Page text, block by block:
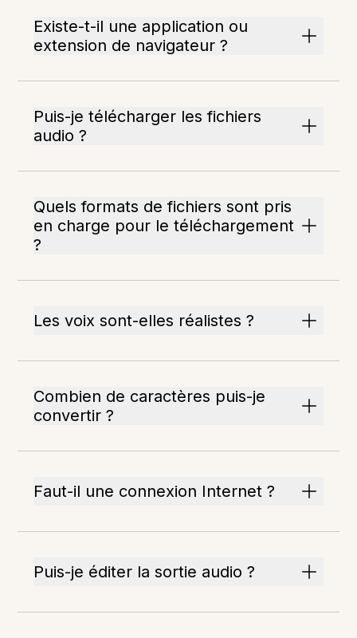
Existe-t-il une application ou
extension de navigateur ?
Puis-je télécharger les fichiers
audio ?
Quels formats de fichiers sont pris
en charge pour le téléchargement
?
Les voix sont-elles réalistes ?
Combien de caractères puis-je
convertir ?
Faut-il une connexion Internet ?
Puis-je éditer la sortie audio ?